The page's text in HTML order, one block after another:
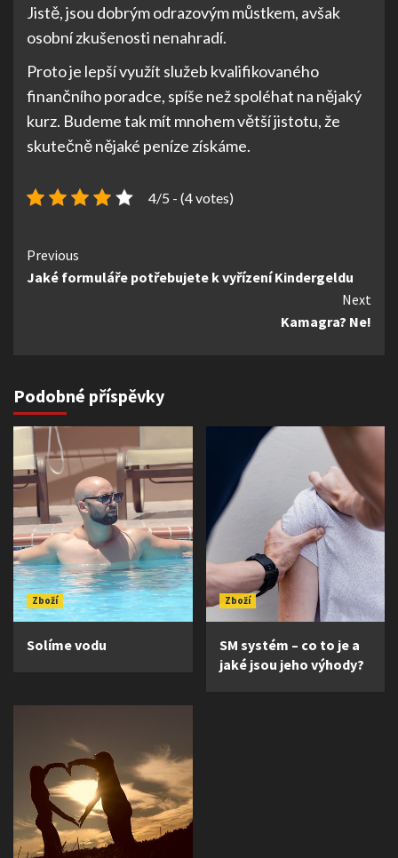
Jistě, jsou dobrým odrazovým můstkem, avšak
osobní zkušenosti nenahradí.
Proto je lepší využít služeb kvalifikovaného
finančního poradce, spíše než spoléhat na nějaký
kurz. Budeme tak mít mnohem větší jistotu, že
skutečně nějaké peníze získáme.
4/5 - (4 votes)
Continue
Reading
Previous
Jaké formuláře potřebujete k vyřízení Kindergeldu
Next
Kamagra? Ne!
Podobné příspěvky
Zboží
Solíme vodu
Zboží
SM systém – co to je a
jaké jsou jeho výhody?